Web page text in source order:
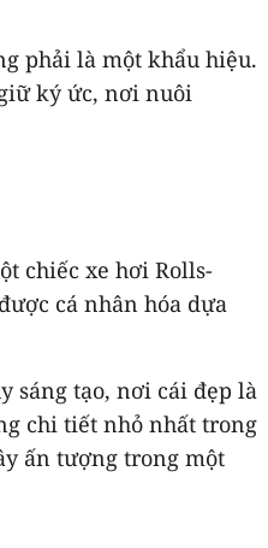
phải là một khẩu hiệu.
ký ức, nơi nuôi
chiếc xe hơi Rolls-
cá nhân hóa dựa
sáng tạo, nơi cái đẹp là
chi tiết nhỏ nhất trong
ấn tượng trong một